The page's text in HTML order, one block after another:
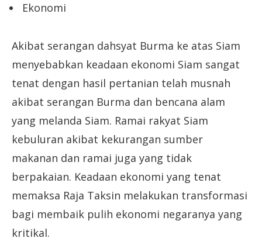
Ekonomi
Akibat serangan dahsyat Burma ke atas Siam
menyebabkan keadaan ekonomi Siam sangat
tenat dengan hasil pertanian telah musnah
akibat serangan Burma dan bencana alam
yang melanda Siam. Ramai rakyat Siam
kebuluran akibat kekurangan sumber
makanan dan ramai juga yang tidak
berpakaian. Keadaan ekonomi yang tenat
memaksa Raja Taksin melakukan transformasi
bagi membaik pulih ekonomi negaranya yang
kritikal.